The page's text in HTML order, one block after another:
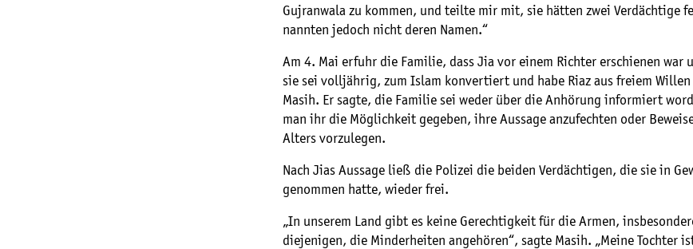
Gujranwala zu kommen, und teilte mir mit, sie hätten zwei Verdächtige
nannten jedoch nicht deren Namen.“
Am 4. Mai erfuhr die Familie, dass Jia vor einem Richter erschienen war
sie sei volljährig, zum Islam konvertiert und habe Riaz aus freiem
Masih. Er sagte, die Familie sei weder über die Anhörung informiert
man ihr die Möglichkeit gegeben, ihre Aussage anzufechten oder
Alters vorzulegen.
Nach Jias Aussage ließ die Polizei die beiden Verdächtigen, die sie in
genommen hatte, wieder frei.
„In unserem Land gibt es keine Gerechtigkeit für die Armen,
diejenigen, die Minderheiten angehören“, sagte Masih. „Meine Tochter